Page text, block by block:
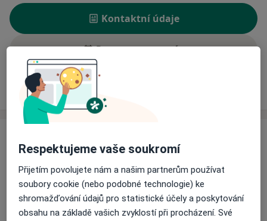
Kontaktní údaje
Rezervovat termín
Ceník
Tento specialista ještě nepřidával žádné informace o
svých službách.
Respektujeme vaše soukromí
Přijetím povolujete nám a našim partnerům používat
soubory cookie (nebo podobné technologie) ke
shromažďování údajů pro statistické účely a poskytování
obsahu na základě vašich zvyklostí při procházení. Své